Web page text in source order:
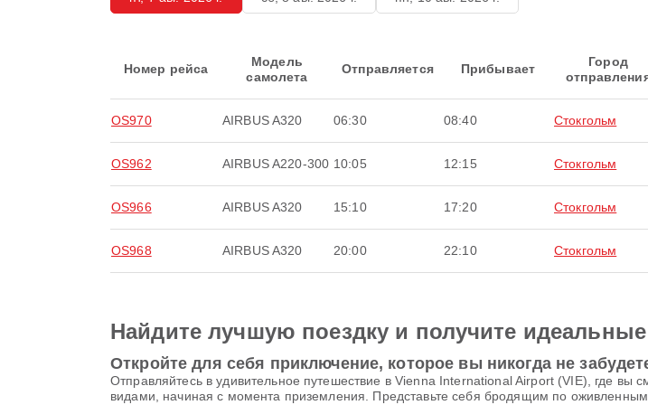
Номер рейса
Модель
самолета
Отправляется Прибывает
Город
OS970 AIRBUS A320 06:30 08:40 Стокгольм
OS962 AIRBUS A220-300 10:05 12:15 Стокгольм
OS966 AIRBUS A320 15:10 17:20 Стокгольм
OS968 AIRBUS A320 20:00 22:10 Стокгольм
Найдите лучшую поездку и получите
Откройте для себя приключение, которое вы никогда не
Отправляйтесь в удивительное путешествие в Vienna International Airport (VIE), где
видами, начиная с момента приземления. Представьте себя бродящим по